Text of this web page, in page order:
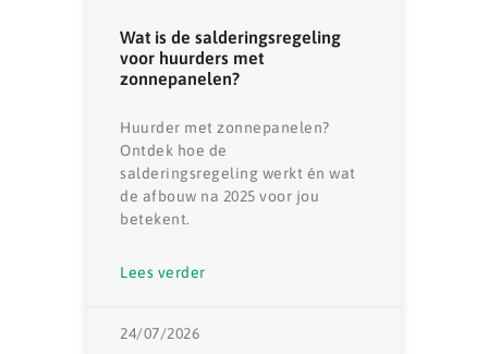
Wat is de salderingsregeling
voor huurders met
zonnepanelen?
Huurder met zonnepanelen?
Ontdek hoe de
salderingsregeling werkt én wat
de afbouw na 2025 voor jou
betekent.
Lees verder
24/07/2026